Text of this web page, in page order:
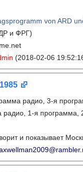
von ARD
и ФРГ)
(2018-02-06
радио, 3-я
радио, 1-я
и показывает